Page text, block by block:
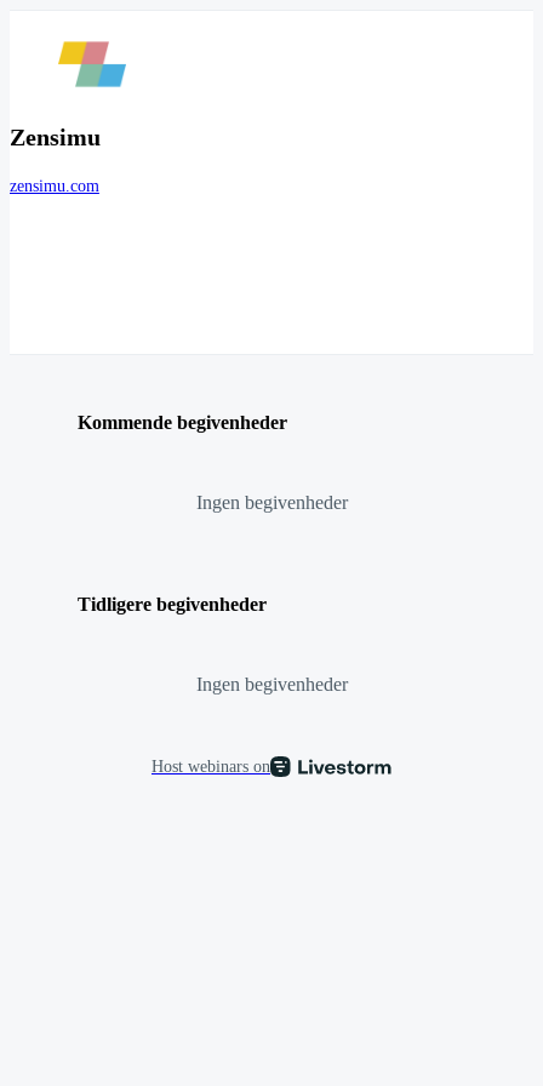
Zensimu
zensimu.com
Kommende begivenheder
Ingen begivenheder
Tidligere begivenheder
Ingen begivenheder
Host webinars on